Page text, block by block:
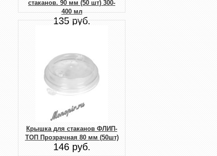
стаканов. 90 мм (50 шт) 300-
400 мл
135 руб.
Крышка для стаканов ФЛИП-
ТОП Прозрачная 80 мм (50шт)
146 руб.